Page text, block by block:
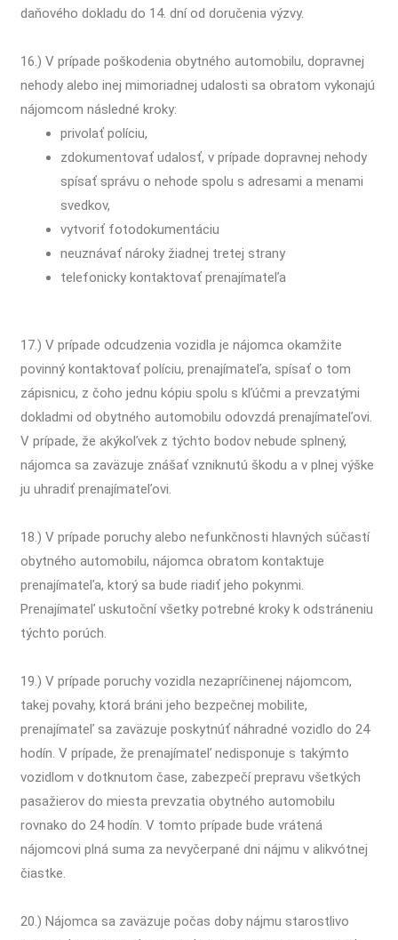
daňového dokladu do 14. dní od doručenia výzvy.
16.) V prípade poškodenia obytného automobilu, dopravnej
nehody alebo inej mimoriadnej udalosti sa obratom vykonajú
nájomcom následné kroky:
privolať políciu,
zdokumentovať udalosť, v prípade dopravnej nehody
spísať správu o nehode spolu s adresami a menami
svedkov,
vytvoriť fotodokumentáciu
neuznávať nároky žiadnej tretej strany
telefonicky kontaktovať prenajímateľa
17.) V prípade odcudzenia vozidla je nájomca okamžite
povinný kontaktovať políciu, prenajímateľa, spísať o tom
zápisnicu, z čoho jednu kópiu spolu s kľúčmi a prevzatými
dokladmi od obytného automobilu odovzdá prenajímateľovi.
V prípade, že akýkoľvek z týchto bodov nebude splnený,
nájomca sa zaväzuje znášať vzniknutú škodu a v plnej výške
ju uhradiť prenajímateľovi.
18.) V prípade poruchy alebo nefunkčnosti hlavných súčastí
obytného automobilu, nájomca obratom kontaktuje
prenajímateľa, ktorý sa bude riadiť jeho pokynmi.
Prenajímateľ uskutoční všetky potrebné kroky k odstráneniu
týchto porúch.
19.) V prípade poruchy vozidla nezapríčinenej nájomcom,
takej povahy, ktorá bráni jeho bezpečnej mobilite,
prenajímateľ sa zaväzuje poskytnúť náhradné vozidlo do 24
hodín. V prípade, že prenajímateľ nedisponuje s takýmto
vozidlom v dotknutom čase, zabezpečí prepravu všetkých
pasažierov do miesta prevzatia obytného automobilu
rovnako do 24 hodín. V tomto prípade bude vrátená
nájomcovi plná suma za nevyčerpané dni nájmu v alikvótnej
čiastke.
20.) Nájomca sa zaväzuje počas doby nájmu starostlivo